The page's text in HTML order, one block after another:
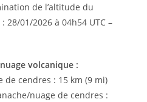
de l’altitude du
28/01/2026 à 04h54 UTC –
volcanique :
de cendres : 15 km (9 mi)
nuage de cendres :